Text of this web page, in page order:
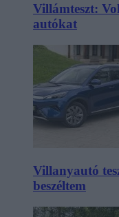
Villámteszt:
autókat
Villanyautó
beszéltem